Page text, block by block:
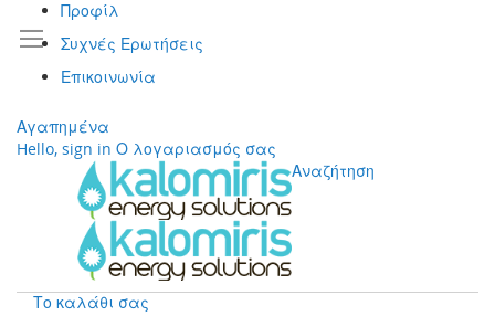
Προφίλ
Συχνές Ερωτήσεις
Επικοινωνία
Αγαπημένα
Hello, sign in Ο λογαριασμός σας
Αναζήτηση
Το καλάθι σας